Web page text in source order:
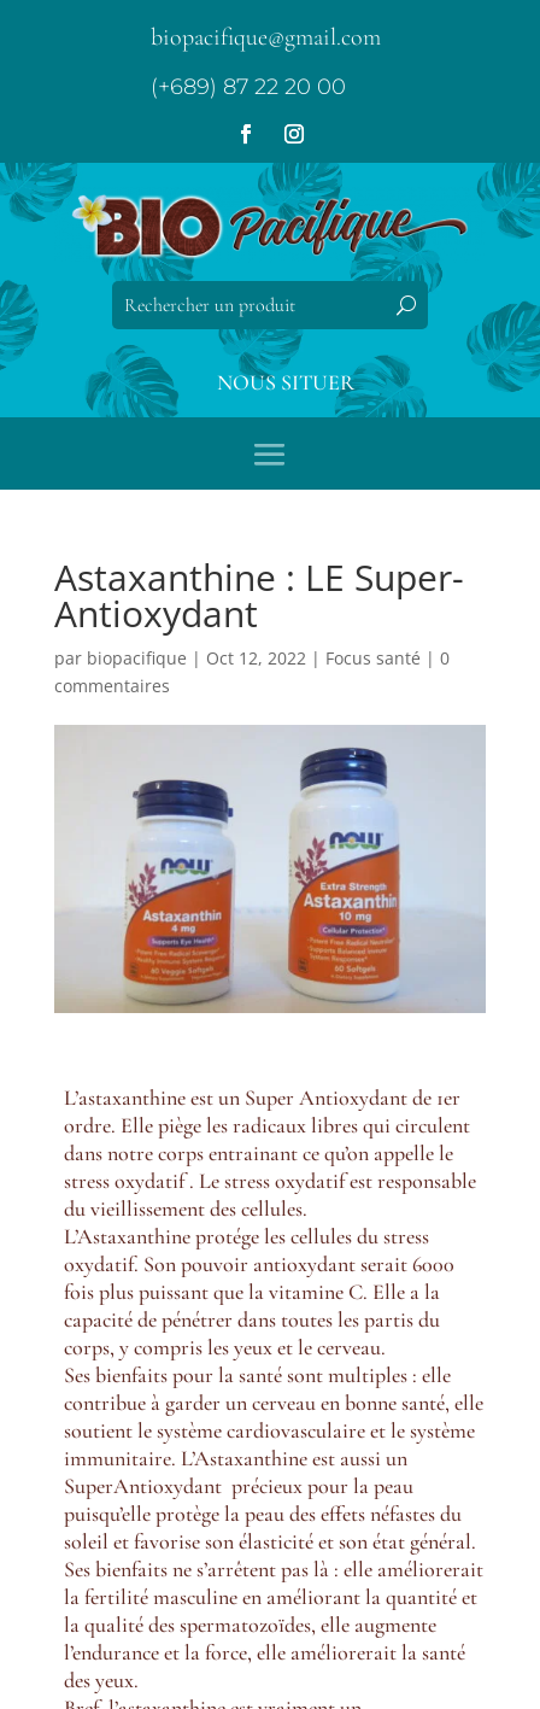
biopacifique@gmail.com
(+689) 87 22 20 00
NOUS SITUER
Astaxanthine : LE Super-
Antioxydant
par biopacifique | Oct 12, 2022| Focus santé | 0
commentaires
L’astaxanthine est un Super Antioxydant de 1er
ordre. Elle piège les radicaux libres qui circulent
dans notre corps entrainant ce qu’on appelle le
stress oxydatif . Le stress oxydatif est responsable
du vieillissement des cellules.
L’Astaxanthineprotége les cellules du stress
oxydatif. Son pouvoir antioxydant serait 6000
fois plus puissant que la vitamine C. Elle a la
capacité de pénétrer dans toutes les partis du
corps, y compris les yeux et le cerveau.
Ses bienfaits pour la santé sontmultiples : elle
contribue à garder un cerveau en bonne santé, elle
soutient le système cardiovasculaire et le système
immunitaire. L’Astaxanthine est aussi un
SuperAntioxydant précieux pour la peau
puisqu’elle protège la peau des effets néfastes du
soleil et favorise son élasticité et son état général.
Ses bienfaits ne s’arrêtent pas là : elle améliorerait
la fertilité masculine en améliorant la quantité et
la qualité des spermatozoïdes, elle augmente
l’endurance et la force, elle améliorerait la santé
des yeux.